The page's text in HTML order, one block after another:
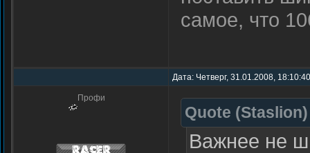
самое, что
Дата: Четверг, 31.01.2008,
Профи
Quote (Staslion)
Важнее не